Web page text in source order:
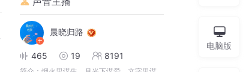
晨晓归路
465 19 8191
电脑版